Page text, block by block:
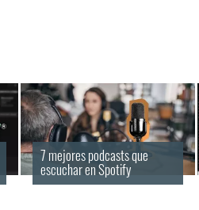
7 mejores podcasts que
escuchar en Spotify